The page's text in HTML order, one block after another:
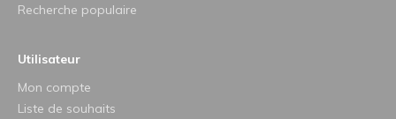
Recherche populaire
Utilisateur
Mon compte
Liste de souhaits